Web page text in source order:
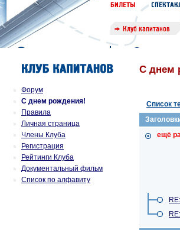
Форум
С днем рождения!
Правила
Личная страница
Члены Клуба
Регистрация
Рейтинги Клуба
Документальный фильм
Список по алфавиту
С днем
Список
ещё